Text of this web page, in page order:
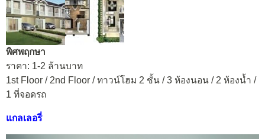
พิศพฤกษา
ราคา: 1-2 ล้านบาท
1st Floor / 2nd Floor / ทาวน์โฮม 2 ชั้น / 3 ห้องนอน / 2 ห้องน้ำ /
1 ที่จอดรถ
แกลเลอรี่